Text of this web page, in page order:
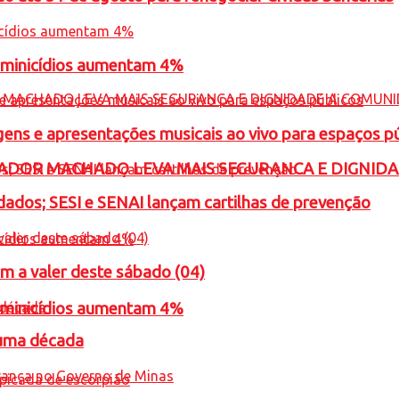
MACHADO LEVA MAIS SEGURANCA E
aumentam 4%
aumentam 4%
e apresentações musicais ao vivo para espaços
SESI e SENAI lançam cartilhas de prevenção
a valer deste sábado (04)
década